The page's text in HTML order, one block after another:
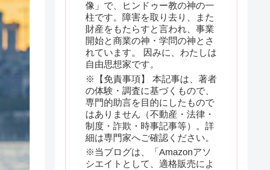
像」で、ヒンドゥー教の神の一
柱です。障害を取り去り、また
財産をもたらすと言われ、事業
開始と商業の神・学問の神とさ
れています。 因みに、わたしは
自由思想家です。
※【免責事項】 本記事は、著者
の体験・調査に基づくもので、
専門的助言を目的にしたもので
はありません（不動産・法律・
制度・詐欺・時事記事等）。詳
細は専門家へご確認ください。
※当ブログは、「Amazonアソ
シエイトとして、適格販売によ